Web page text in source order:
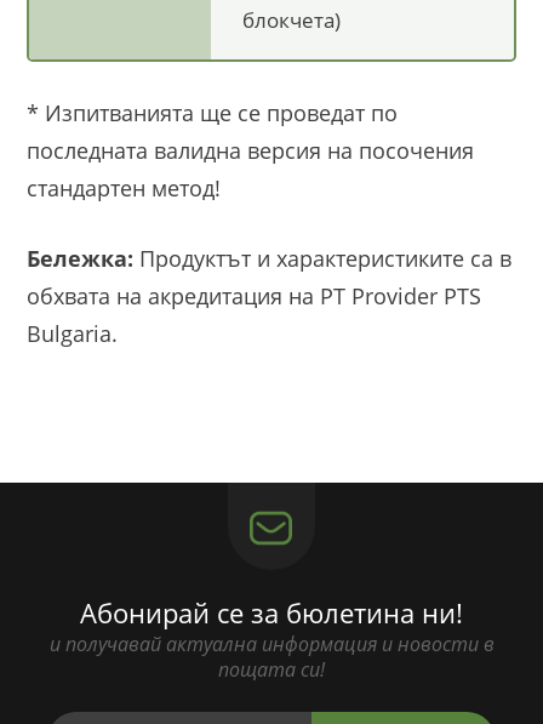
блокчета)
* Изпитванията ще се проведат по
последната валидна версия на посочения
стандартен метод!
Бележка: Продуктът и характеристиките са в
обхвата на акредитация на РТ Provider PTS
Bulgaria.
Абонирай се за бюлетина ни!
и получавай актуална информация и новости в
пощата си!